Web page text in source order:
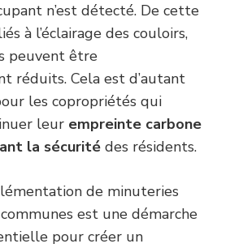
n’est détecté. De cette
à l’éclairage des couloirs,
peuvent être
réduits. Cela est d’autant
les copropriétés qui
leur empreinte carbone
la sécurité des résidents.
de minuteries
est une démarche
pour créer un